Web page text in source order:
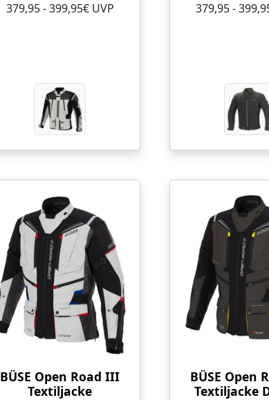
379,95 - 399,95€ UVP 379,95 -
BÜSE Open Road III
Textiljacke
BÜSE Open
Textiljacke